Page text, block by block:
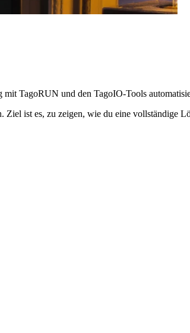
TagoRUN und den TagoIO-Tools
ist es, zu zeigen, wie du eine vollständige